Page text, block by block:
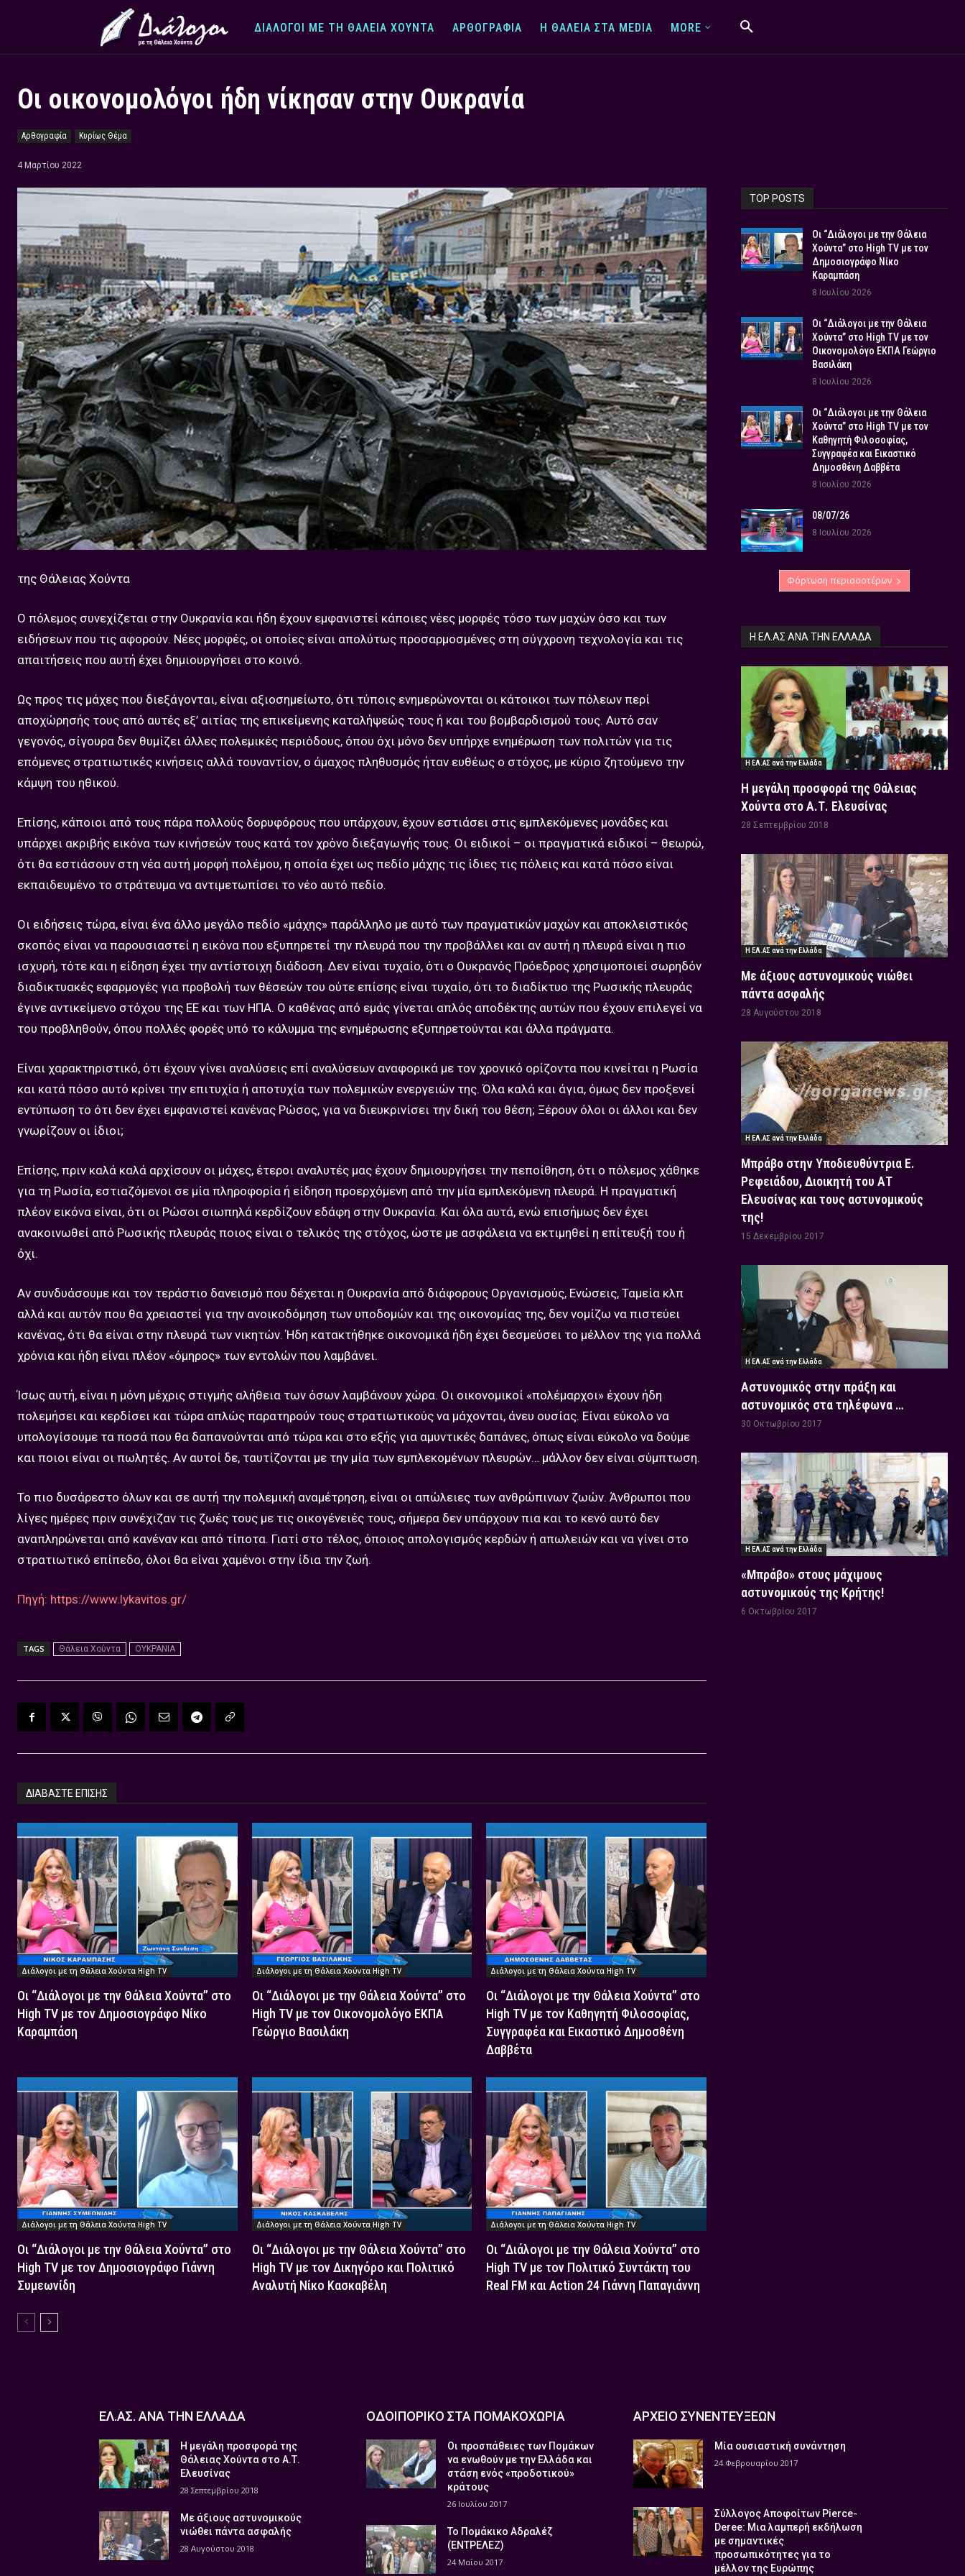
ΔΙΆΛΟΓΟΙ ΜΕ ΤΗ ΘΆΛΕΙΑ ΧΟΎΝΤΑ ΑΡΘΟΓΡΑΦΊΑ Η ΘΆΛΕΙΑ ΣΤΑ MEDIA MORE
Οι οικονομολόγοι ήδη νίκησαν στην Ουκρανία
Αρθογραφία Κυρίως Θέμα
4 Μαρτίου 2022
της Θάλειας Χούντα
Ο πόλεμος συνεχίζεται στην Ουκρανία και ήδη έχουν εμφανιστεί κάποιες νέες μορφές τόσο των μαχών όσο και των
ειδήσεων που τις αφορούν. Νέες μορφές, οι οποίες είναι απολύτως προσαρμοσμένες στη σύγχρονη τεχνολογία και τις
απαιτήσεις που αυτή έχει δημιουργήσει στο κοινό.
Ως προς τις μάχες που διεξάγονται, είναι αξιοσημείωτο, ότι τύποις ενημερώνονται οι κάτοικοι των πόλεων περί
αποχώρησής τους από αυτές εξ’ αιτίας της επικείμενης καταλήψεώς τους ή και του βομβαρδισμού τους. Αυτό σαν
γεγονός, σίγουρα δεν θυμίζει άλλες πολεμικές περιόδους, όπου όχι μόνο δεν υπήρχε ενημέρωση των πολιτών για τις
επόμενες στρατιωτικές κινήσεις αλλά τουναντίον, ο άμαχος πληθυσμός ήταν ευθέως ο στόχος, με κύριο ζητούμενο την
κάμψη του ηθικού.
Επίσης, κάποιοι από τους πάρα πολλούς δορυφόρους που υπάρχουν, έχουν εστιάσει στις εμπλεκόμενες μονάδες και
υπάρχει ακριβής εικόνα των κινήσεών τους κατά τον χρόνο διεξαγωγής τους. Οι ειδικοί – οι πραγματικά ειδικοί – θεωρώ,
ότι θα εστιάσουν στη νέα αυτή μορφή πολέμου, η οποία έχει ως πεδίο μάχης τις ίδιες τις πόλεις και κατά πόσο είναι
εκπαιδευμένο το στράτευμα να αντιμετωπίσει το νέο αυτό πεδίο.
Οι ειδήσεις τώρα, είναι ένα άλλο μεγάλο πεδίο «μάχης» παράλληλο με αυτό των πραγματικών μαχών και αποκλειστικός
σκοπός είναι να παρουσιαστεί η εικόνα που εξυπηρετεί την πλευρά που την προβάλλει και αν αυτή η πλευρά είναι η πιο
ισχυρή, τότε και η είδηση έχει την αντίστοιχη διάδοση. Δεν είναι τυχαίο, ότι ο Ουκρανός Πρόεδρος χρησιμοποιεί σωρηδόν
διαδικτυακές εφαρμογές για προβολή των θέσεών του ούτε επίσης είναι τυχαίο, ότι το διαδίκτυο της Ρωσικής πλευράς
έγινε αντικείμενο στόχου της ΕΕ και των ΗΠΑ. Ο καθένας από εμάς γίνεται απλός αποδέκτης αυτών που έχουν επιλεγεί να
του προβληθούν, όπου πολλές φορές υπό το κάλυμμα της ενημέρωσης εξυπηρετούνται και άλλα πράγματα.
Είναι χαρακτηριστικό, ότι έχουν γίνει αναλύσεις επί αναλύσεων αναφορικά με τον χρονικό ορίζοντα που κινείται η Ρωσία
και κατά πόσο αυτό κρίνει την επιτυχία ή αποτυχία των πολεμικών ενεργειών της. Όλα καλά και άγια, όμως δεν προξενεί
εντύπωση το ότι δεν έχει εμφανιστεί κανένας Ρώσος, για να διευκρινίσει την δική του θέση; Ξέρουν όλοι οι άλλοι και δεν
γνωρίζουν οι ίδιοι;
Επίσης, πριν καλά καλά αρχίσουν οι μάχες, έτεροι αναλυτές μας έχουν δημιουργήσει την πεποίθηση, ότι ο πόλεμος χάθηκε
για τη Ρωσία, εστιαζόμενοι σε μία πληροφορία ή είδηση προερχόμενη από την μία εμπλεκόμενη πλευρά. Η πραγματική
πλέον εικόνα είναι, ότι οι Ρώσοι σιωπηλά κερδίζουν εδάφη στην Ουκρανία. Και όλα αυτά, ενώ επισήμως δεν έχει
ανακοινωθεί από Ρωσικής πλευράς ποιος είναι ο τελικός της στόχος, ώστε με ασφάλεια να εκτιμηθεί η επίτευξή του ή
όχι.
Αν συνδυάσουμε και τον τεράστιο δανεισμό που δέχεται η Ουκρανία από διάφορους Οργανισμούς, Ενώσεις, Ταμεία κλπ
αλλά και αυτόν που θα χρειαστεί για την ανοικοδόμηση των υποδομών και της οικονομίας της, δεν νομίζω να πιστεύει
κανένας, ότι θα είναι στην πλευρά των νικητών. Ήδη κατακτήθηκε οικονομικά ήδη έχει δεσμεύσει το μέλλον της για πολλά
χρόνια και ήδη είναι πλέον «όμηρος» των εντολών που λαμβάνει.
Ίσως αυτή, είναι η μόνη μέχρις στιγμής αλήθεια των όσων λαμβάνουν χώρα. Οι οικονομικοί «πολέμαρχοι» έχουν ήδη
πολεμήσει και κερδίσει και τώρα απλώς παρατηρούν τους στρατιωτικούς να μάχονται, άνευ ουσίας. Είναι εύκολο να
υπολογίσουμε τα ποσά που θα δαπανούνται από τώρα και στο εξής για αμυντικές δαπάνες, όπως είναι εύκολο να δούμε
και ποιοι είναι οι πωλητές. Αν αυτοί δε, ταυτίζονται με την μία των εμπλεκομένων πλευρών… μάλλον δεν είναι σύμπτωση.
Το πιο δυσάρεστο όλων και σε αυτή την πολεμική αναμέτρηση, είναι οι απώλειες των ανθρώπινων ζωών. Άνθρωποι που
λίγες ημέρες πριν συνέχιζαν τις ζωές τους με τις οικογένειές τους, σήμερα δεν υπάρχουν πια και το κενό αυτό δεν
αναπληρώνεται από κανέναν και από τίποτα. Γιατί στο τέλος, όποιος απολογισμός κερδών ή απωλειών και να γίνει στο
στρατιωτικό επίπεδο, όλοι θα είναι χαμένοι στην ίδια την ζωή.
Πηγή: https://www.lykavitos.gr/
TAGS Θάλεια Χούντα ΟΥΚΡΑΝΙΑ
ΔΙΑΒΑΣΤΕ ΕΠΙΣΗΣ
Διάλογοι με τη Θάλεια Χούντα High TV
Οι “Διάλογοι με την Θάλεια Χούντα” στο
High TV με τον Δημοσιογράφο Νίκο
Καραμπάση
Διάλογοι με τη Θάλεια Χούντα High TV
Οι “Διάλογοι με την Θάλεια Χούντα” στο
High TV με τον Οικονομολόγο ΕΚΠΑ
Γεώργιο Βασιλάκη
Διάλογοι με τη Θάλεια Χούντα High TV
Οι “Διάλογοι με την Θάλεια Χούντα” στο
High TV με τον Καθηγητή Φιλοσοφίας,
Συγγραφέα και Εικαστικό Δημοσθένη
Δαββέτα
Διάλογοι με τη Θάλεια Χούντα High TV
Οι “Διάλογοι με την Θάλεια Χούντα” στο
High TV με τον Δημοσιογράφο Γιάννη
Συμεωνίδη
Διάλογοι με τη Θάλεια Χούντα High TV
Οι “Διάλογοι με την Θάλεια Χούντα” στο
High TV με τον Δικηγόρο και Πολιτικό
Αναλυτή Νίκο Κασκαβέλη
Διάλογοι με τη Θάλεια Χούντα High TV
Οι “Διάλογοι με την Θάλεια Χούντα” στο
High TV με τον Πολιτικό Συντάκτη του
Real FM και Action 24 Γιάννη Παπαγιάννη
TOP POSTS
Οι “Διάλογοι με την Θάλεια
Χούντα” στο High TV με τον
Δημοσιογράφο Νίκο
Καραμπάση
8 Ιουλίου 2026
Οι “Διάλογοι με την Θάλεια
Χούντα” στο High TV με τον
Οικονομολόγο ΕΚΠΑ Γεώργιο
Βασιλάκη
8 Ιουλίου 2026
Οι “Διάλογοι με την Θάλεια
Χούντα” στο High TV με τον
Καθηγητή Φιλοσοφίας,
Συγγραφέα και Εικαστικό
Δημοσθένη Δαββέτα
8 Ιουλίου 2026
08/07/26
8 Ιουλίου 2026
Φόρτωση περισσοτέρων
Η ΕΛ.ΑΣ ΑΝΆ ΤΗΝ ΕΛΛΆΔΑ
Η ΕΛ.ΑΣ ανά την Ελλάδα
Η μεγάλη προσφορά της Θάλειας
Χούντα στο Α.Τ. Ελευσίνας
28 Σεπτεμβρίου 2018
Η ΕΛ.ΑΣ ανά την Ελλάδα
Με άξιους αστυνομικούς νιώθει
πάντα ασφαλής
28 Αυγούστου 2018
Η ΕΛ.ΑΣ ανά την Ελλάδα
Μπράβο στην Υποδιευθύντρια Ε.
Ρεφειάδου, Διοικητή του ΑΤ
Ελευσίνας και τους αστυνομικούς
της!
15 Δεκεμβρίου 2017
Η ΕΛ.ΑΣ ανά την Ελλάδα
Αστυνομικός στην πράξη και
αστυνομικός στα τηλέφωνα …
30 Οκτωβρίου 2017
Η ΕΛ.ΑΣ ανά την Ελλάδα
«Μπράβο» στους μάχιμους
αστυνομικούς της Κρήτης!
6 Οκτωβρίου 2017
ΕΛ.ΑΣ. ΑΝΑ ΤΗΝ ΕΛΛΑΔΑ
Η μεγάλη προσφορά της
Θάλειας Χούντα στο Α.Τ.
Ελευσίνας
28 Σεπτεμβρίου 2018
Με άξιους αστυνομικούς
νιώθει πάντα ασφαλής
28 Αυγούστου 2018
ΟΔΟΙΠΟΡΙΚΟ ΣΤΑ ΠΟΜΑΚΟΧΩΡΙΑ
Οι προσπάθειες των Πομάκων
να ενωθούν με την Ελλάδα και
στάση ενός «προδοτικού»
κράτους
26 Ιουλίου 2017
Το Πομάκικο Αδραλέζ
(ΕΝΤΡΕΛΕΖ)
24 Μαΐου 2017
ΑΡΧΕΙΟ ΣΥΝΕΝΤΕΥΞΕΩΝ
Μία ουσιαστική συνάντηση
24 Φεβρουαρίου 2017
Σύλλογος Αποφοίτων Pierce-
Deree: Μια λαμπερή εκδήλωση
με σημαντικές
προσωπικότητες για το
μέλλον της Ευρώπης